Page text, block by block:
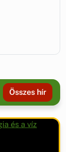
Összes hír